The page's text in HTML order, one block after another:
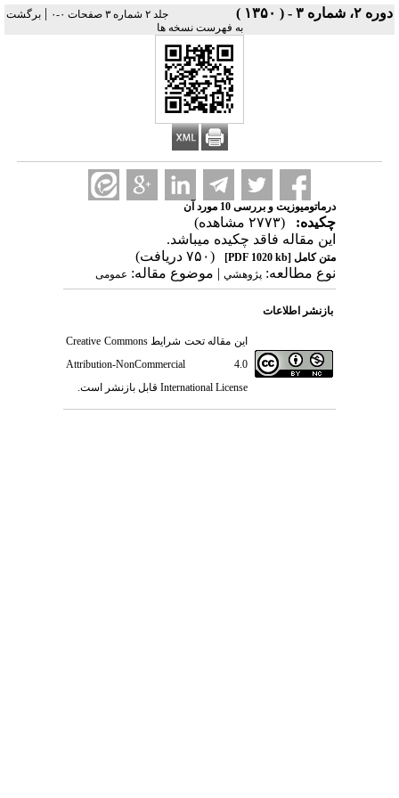
دوره ۲، شماره ۳ - ( ۱۳۵۰ ) جلد ۲ شماره ۳ صفحات ۰-۰ | برگشت
به فهرست نسخه ها
درماتومیوزیت و بررسی 10 مورد آن
چکیده:
(۲۷۷۳ مشاهده)
این مقاله فاقد چکیده می​باشد.
متن کامل[PDF 1020 kb]
(۷۵۰ دریافت)
نوع مطالعه: پژوهشي| موضوع مقاله: عمومى
بازنشر اطلاعات
این مقاله تحت شرایطCreative Commons
Attribution-NonCommercial 4.0
International License قابل بازنشر است.